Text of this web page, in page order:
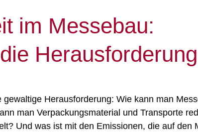
im Messebau:
Herausforderung: Wie kann man
man Verpackungsmaterial und Transporte
Und was ist mit den Emissionen, die auf